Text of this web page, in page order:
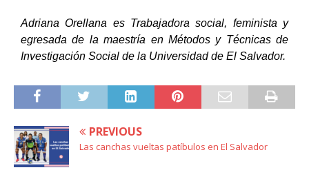
Adriana Orellana es Trabajadora social, feminista y
egresada de la maestría en Métodos y Técnicas de
Investigación Social de la Universidad de El Salvador.
PREVIOUS
Las canchas vueltas patíbulos en El Salvador